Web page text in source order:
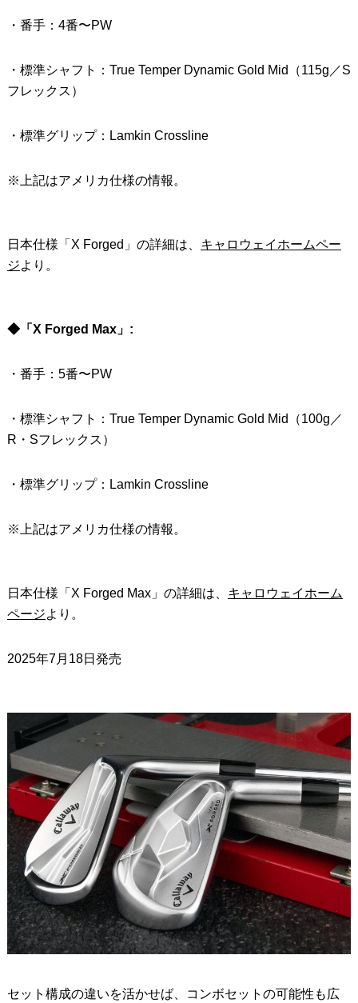
・番手：4番〜PW
・標準シャフト：True Temper Dynamic Gold Mid（115g／S
フレックス）
・標準グリップ：Lamkin Crossline
※上記はアメリカ仕様の情報。
日本仕様「X Forged」の詳細は、 キャロウェイホームペー
ジより。
◆「X Forged Max」:
・番手：5番〜PW
・標準シャフト：True Temper Dynamic Gold Mid（100g／
R・Sフレックス）
・標準グリップ：Lamkin Crossline
※上記はアメリカ仕様の情報。
日本仕様「X Forged Max」の詳細は、 キャロウェイホーム
ページより。
2025年7月18日発売
セット構成の違いを活かせば、コンボセットの可能性も広